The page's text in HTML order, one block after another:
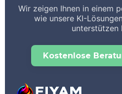
Wir zeigen Ihnen in einem
wie unsere KI-
unterstützen
Kostenlose